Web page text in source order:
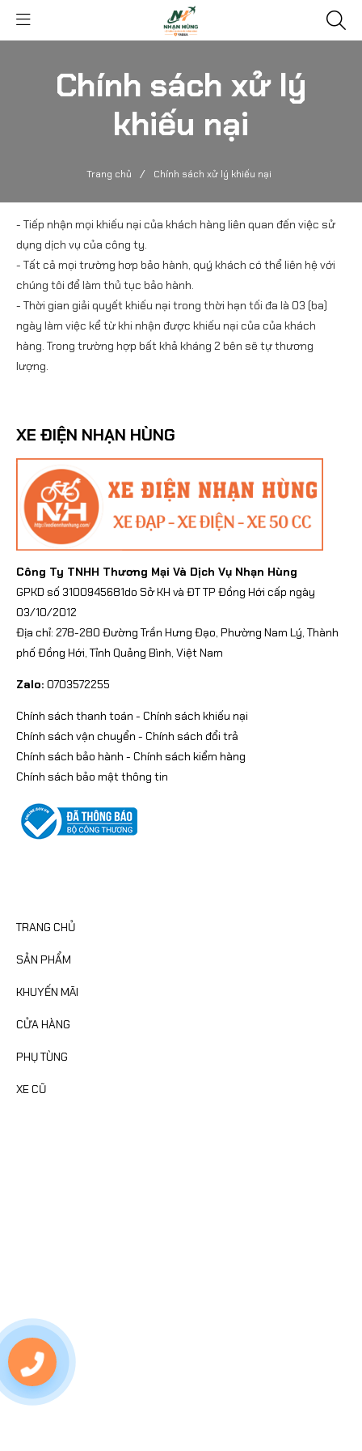
Chính sách xử lý
khiếu nại
Trang chủ / Chính sách xử lý khiếu nại
- Tiếp nhận mọi khiếu nại của khách hàng liên quan đến việc sử
dụng dịch vụ của công ty.
- Tất cả mọi trường hơp bảo hành, quý khách có thể liên hệ với
chúng tôi để làm thủ tục bảo hành.
- Thời gian giải quyết khiếu nại trong thời hạn tối đa là 03 (ba)
ngày làm việc kể từ khi nhận được khiếu nại của của khách
hàng. Trong trường hợp bất khả kháng 2 bên sẽ tự thương
lượng.
XE ĐIỆN NHẠN HÙNG
Công Ty TNHH Thương Mại Và Dịch Vụ Nhạn Hùng
GPKD số 3100945681do Sở KH và ĐT TP Đồng Hới cấp ngày
03/10/2012
Địa chỉ: 278-280 Đường Trần Hưng Đạo, Phường Nam Lý, Thành
phố Đồng Hới, Tỉnh Quảng Bình, Việt Nam
Zalo: 0703572255
Chính sách thanh toán - Chính sách khiếu nại
Chính sách vận chuyển - Chính sách đổi trả
Chính sách bảo hành - Chính sách kiểm hàng
Chính sách bảo mật thông tin
TRANG CHỦ
SẢN PHẨM
KHUYẾN MÃI
CỬA HÀNG
PHỤ TÙNG
XE CŨ
0703
572